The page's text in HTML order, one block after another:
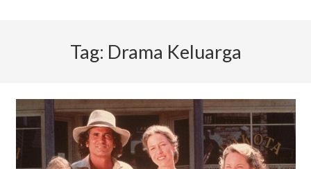
Tag: Drama Keluarga